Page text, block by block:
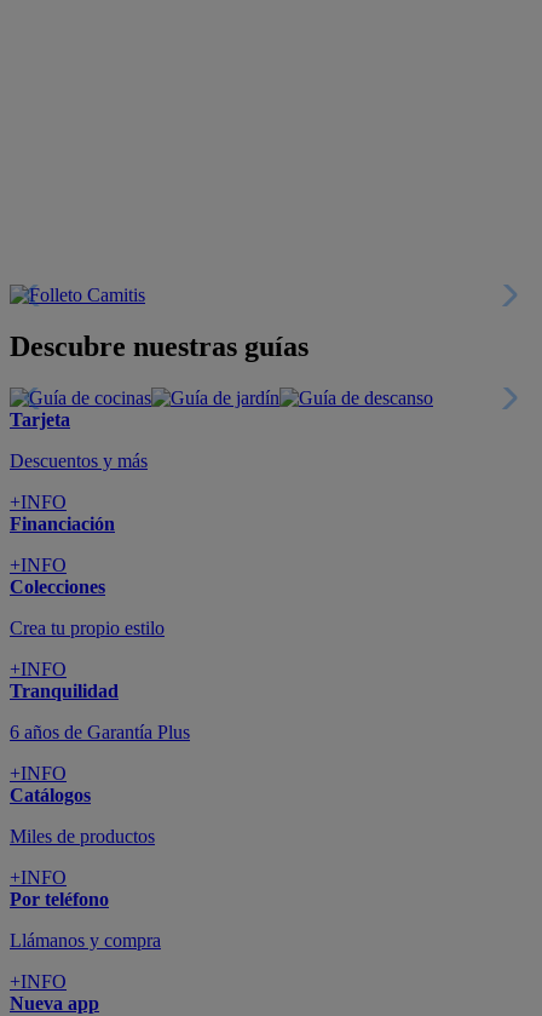
Descubre nuestras guías
Tarjeta
Descuentos y más
+INFO
Financiación
+INFO
Colecciones
Crea tu propio estilo
+INFO
Tranquilidad
6 años de Garantía Plus
+INFO
Catálogos
Miles de productos
+INFO
Por teléfono
Llámanos y compra
+INFO
Nueva app